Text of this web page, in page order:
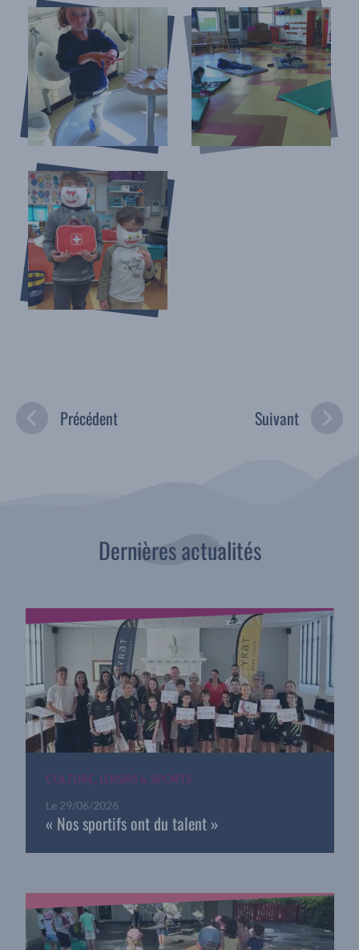
Précédent Suivant
Dernières actualités
CULTURE, LOISIRS & SPORTS
Le 29/06/2026
« Nos sportifs ont du talent »